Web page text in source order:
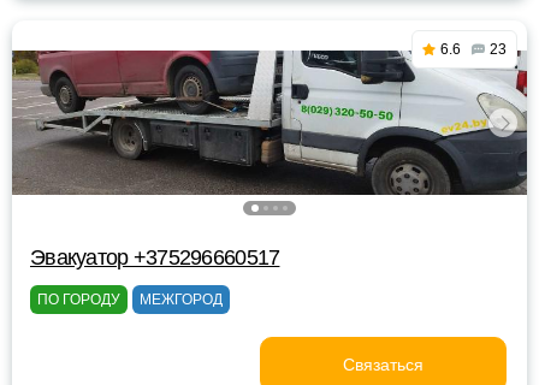
6.6 23
Эвакуатор +375296660517
ПО ГОРОДУ МЕЖГОРОД
Связаться